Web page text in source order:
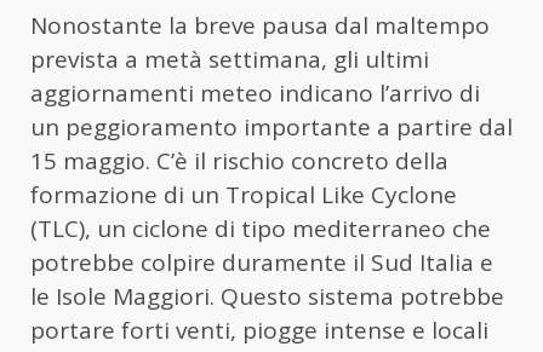
Nonostante la breve pausa dal maltempo
prevista a metà settimana, gli ultimi
aggiornamenti meteo indicano l’arrivo di
un peggioramento importante a partire dal
15 maggio. C’è il rischio concreto della
formazione di un Tropical Like Cyclone
(TLC), un ciclone di tipo mediterraneo che
potrebbe colpire duramente il Sud Italia e
le Isole Maggiori. Questo sistema potrebbe
portare forti venti, piogge intense e locali